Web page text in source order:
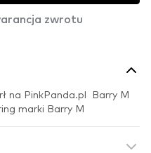
zwrotu
na PinkPanda.pl Barry M
marki Barry M